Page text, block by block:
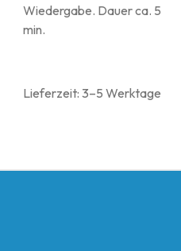
Wiedergabe. Dauer ca. 5
min.
Lieferzeit: 3–5 Werktage